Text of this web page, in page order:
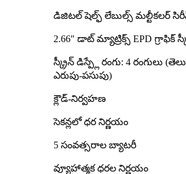
డిజిటల్ షెల్ఫ్ లేబుల్స్ మల్టీకలర్
2.66″ డాట్ మ్యాట్రిక్స్ EPD గ్రాఫిక్
స్క్రీన్ డిస్ప్లే రంగు: 4 రంగులు
ఎరుపు-పసుపు)
క్లౌడ్-నిర్వహణ
సెకన్లలో ధర నిర్ణయం
5 సంవత్సరాల బ్యాటరీ
వ్యూహాత్మక ధరల నిర్ణయం